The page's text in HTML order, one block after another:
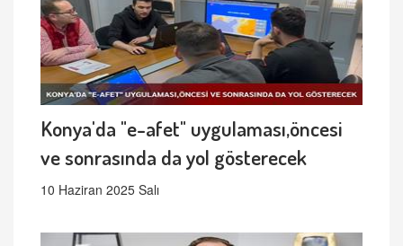
Konya'da "e-afet" uygulaması,öncesi
ve sonrasında da yol gösterecek
10 Haziran 2025 Salı